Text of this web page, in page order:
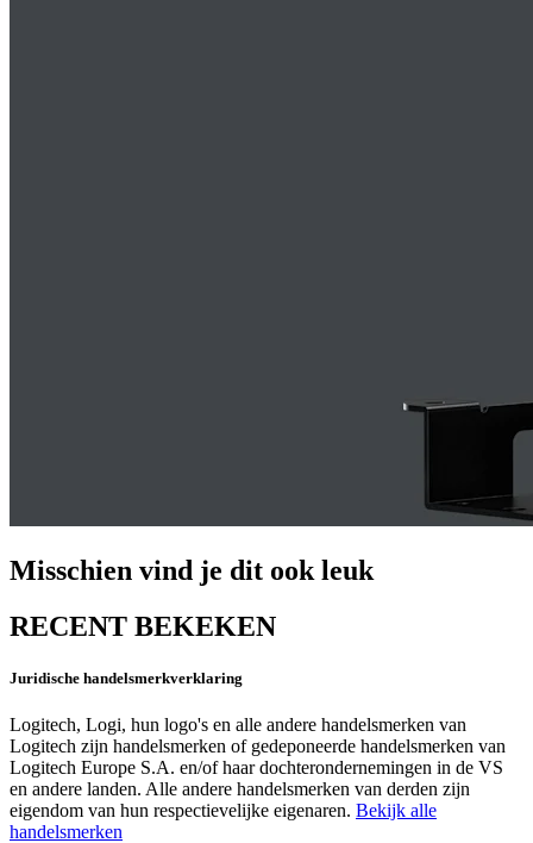
Misschien vind je dit ook leuk
RECENT BEKEKEN
Juridische handelsmerkverklaring
Logitech, Logi, hun logo's en alle andere handelsmerken van
Logitech zijn handelsmerken of gedeponeerde handelsmerken van
Logitech Europe S.A. en/of haar dochterondernemingen in de VS
en andere landen. Alle andere handelsmerken van derden zijn
eigendom van hun respectievelijke eigenaren. Bekijk alle
handelsmerken